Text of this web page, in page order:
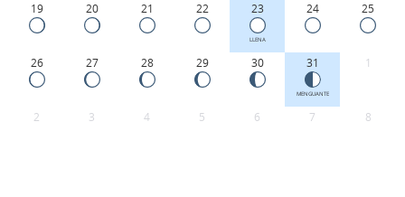
19 20 21 22 23
LLENA
24 25
26 27 28 29 30 31
MENGUANTE
1
2 3 4 5 6 7 8